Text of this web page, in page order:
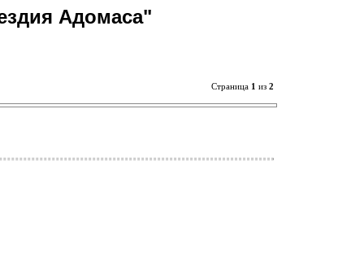
Адомаса"
Страница 1 из 2